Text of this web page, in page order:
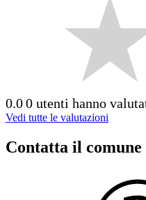
0.00 utenti hanno
Vedi tutte le valutazioni
Contatta il comune